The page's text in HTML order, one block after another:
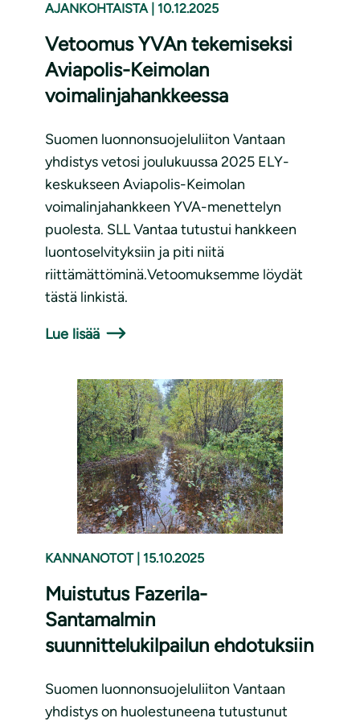
AJANKOHTAISTA 10.12.2025
Vetoomus YVAn tekemiseksi
Aviapolis-Keimolan
voimalinjahankkeessa
Suomen luonnonsuojeluliiton Vantaan
yhdistys vetosi joulukuussa 2025 ELY-
keskukseen Aviapolis-Keimolan
voimalinjahankkeen YVA-menettelyn
puolesta. SLL Vantaa tutustui hankkeen
luontoselvityksiin ja piti niitä
riittämättöminä.Vetoomuksemme löydät
tästä linkistä.
Lue lisää
KANNANOTOT 15.10.2025
Muistutus Fazerila-
Santamalmin
suunnittelukilpailun ehdotuksiin
Suomen luonnonsuojeluliiton Vantaan
yhdistys on huolestuneena tutustunut